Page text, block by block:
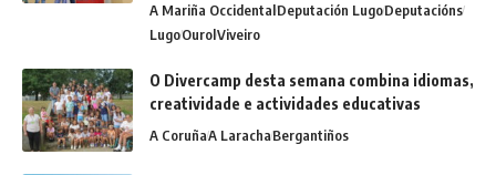
A Mariña OccidentalDeputación LugoDeputacións
LugoOurolViveiro
O Divercamp desta semana combina idiomas,
creatividade e actividades educativas
A CoruñaA LarachaBergantiños